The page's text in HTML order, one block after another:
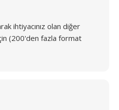
ihtiyacınız olan diğer
(200'den fazla format